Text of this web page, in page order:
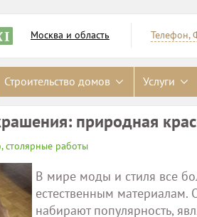
Телефон,
Москва и область
Строительство домов Услуги
природная
столярные работы
В мире моды и стиля все
естественным материалам.
набирают популярность,